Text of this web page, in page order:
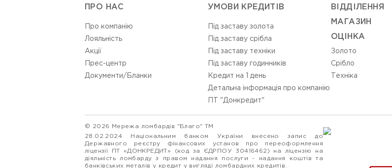
ПРО НАС
Про компанію
Лояльність
Акції
Прес-центр
Документи/Бланки
УМОВИ КРЕДИТІВ
Під заставу золота
Під заставу срібла
Під заставу техніки
Під заставу годинників
Кредит на 1 день
Детальна інформація про компанію
ПТ "Донкредит"
ВIДДIЛЕННЯ
МАГАЗИН
ОЦIНКА
Золото
Срiбло
Технiка
© 2026 Мережа ломбардів "Благо" ТМ
28.02.2024 Національним банком України внесено запис до
Державного реєстру фінансових установ про переоформлення
ліцензії ПТ «ДОНКРЕДИТ» (код за ЄДРПОУ 30416462) на ліцензію на
діяльність ломбарду з правом надання послуги - надання коштів та
банківських металів у кредит у вигляді ломбардних кредитів.